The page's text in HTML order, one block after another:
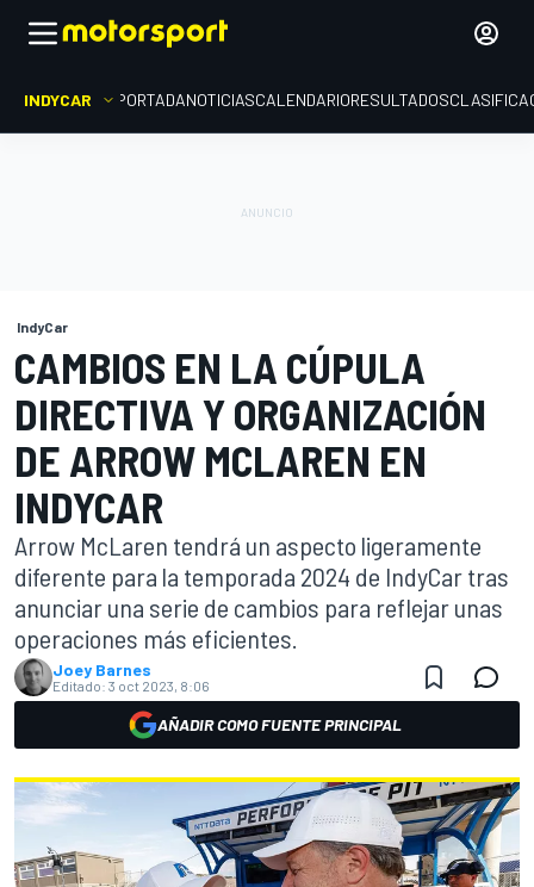
INDYCAR PORTADANOTICIASCALENDARIORESULTADOS
IndyCar
CAMBIOS EN LA CÚPULA
DIRECTIVA Y ORGANIZACIÓN
DE ARROW MCLAREN EN
INDYCAR
Arrow McLaren tendrá un aspecto ligeramente
diferente para la temporada 2024 de IndyCar tras
anunciar una serie de cambios para reflejar unas
operaciones más eficientes.
Joey Barnes
Editado: 3 oct 2023, 8:06
AÑADIR COMO FUENTE PRINCIPAL